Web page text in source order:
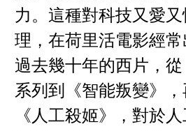
力。這種對科技又愛
理，在荷里活電影經
過去幾十年的西片，從
系列到《智能叛變》
《人工殺姬》，對於